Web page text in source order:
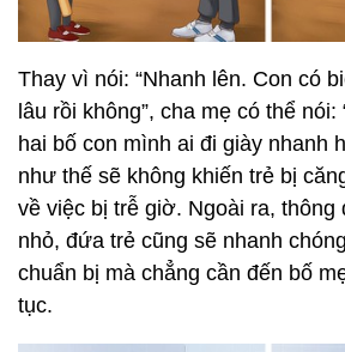
Thay vì nói: “Nhanh lên. Con có
lâu rồi không”, cha mẹ có thể nói:
hai bố con mình ai đi giày nhanh
như thế sẽ không khiến trẻ bị
về việc bị trễ giờ. Ngoài ra, thông
nhỏ, đứa trẻ cũng sẽ nhanh
chuẩn bị mà chẳng cần đến bố
tục.